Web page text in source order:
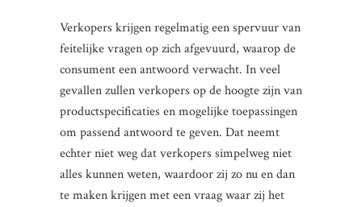
Verkopers krijgen regelmatig een spervuur van
feitelijke vragen op zich afgevuurd, waarop de
consument een antwoord verwacht. In veel
gevallen zullen verkopers op de hoogte zijn van
productspecificaties en mogelijke toepassingen
om passend antwoord te geven. Dat neemt
echter niet weg dat verkopers simpelweg niet
alles kunnen weten, waardoor zij zo nu en dan
te maken krijgen met een vraag waar zij het